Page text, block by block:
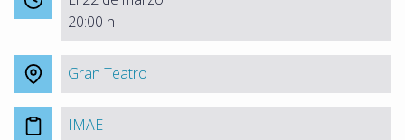
20:00 h
Gran Teatro
IMAE